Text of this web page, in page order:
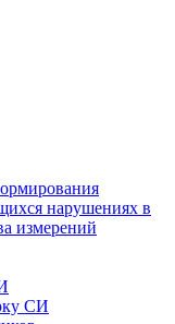
нарушениях в
измерений
СИ